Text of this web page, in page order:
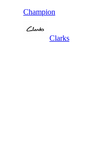
Champion
Clarks